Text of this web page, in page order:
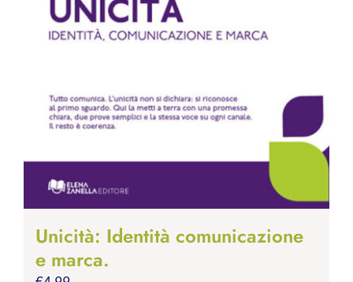
Unicità: Identità comunicazione
e marca.